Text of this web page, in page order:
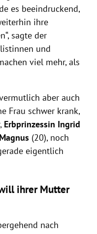
es beeindruckend,
ihre
sagte der
und
viel mehr, als
aber auch
Frau schwer krank,
Erbprinzessin Ingrid
(20), noch
eigentlich
ihrer Mutter
nach